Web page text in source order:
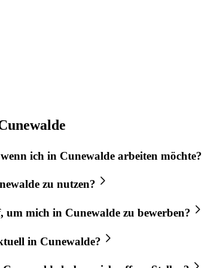
ich in Cunewalde arbeiten möchte?
zu nutzen?
um mich in Cunewalde zu bewerben?
in Cunewalde?